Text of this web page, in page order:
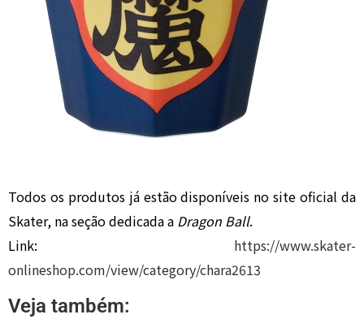
Todos os produtos já estão disponíveis no site oficial da
Skater, na seção dedicada a Dragon Ball.
Link: https://www.skater-
onlineshop.com/view/category/chara2613
Veja também: